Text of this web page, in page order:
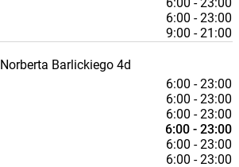
6:00 - 23:00
9:00 - 21:00
Norberta Barlickiego 4d
6:00 - 23:00
6:00 - 23:00
6:00 - 23:00
6:00 - 23:00
6:00 - 23:00
6:00 - 23:00